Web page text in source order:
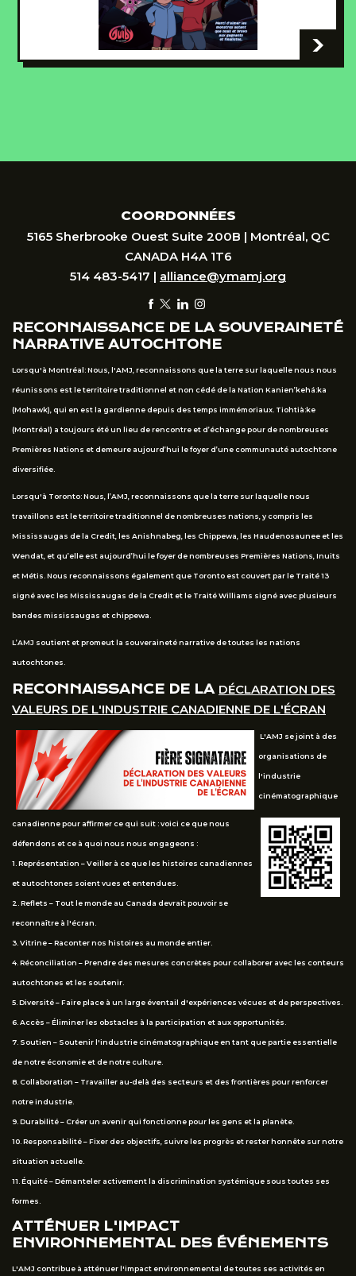
-
COORDONNÉES
5165 Sherbrooke Ouest Suite 200B | Montréal, QC
CANADA H4A 1T6
514 483-5417 | alliance@ymamj.org
RECONNAISSANCE DE LA SOUVERAINETÉ
NARRATIVE AUTOCHTONE
Lorsqu'à Montréal: Nous, l'AMJ, reconnaissons que la terre sur laquelle nous nous
réunissons est le territoire traditionnel et non cédé de la Nation Kanien’kehá:ka
(Mohawk), qui en est la gardienne depuis des temps immémoriaux. Tiohtià:ke
(Montréal) a toujours été un lieu de rencontre et d’échange pour de nombreuses
Premières Nations et demeure aujourd’hui le foyer d’une communauté autochtone
diversifiée.
Lorsqu'à Toronto: Nous, l’AMJ, reconnaissons que la terre sur laquelle nous
travaillons est le territoire traditionnel de nombreuses nations, y compris les
Mississaugas de la Credit, les Anishnabeg, les Chippewa, les Haudenosaunee et les
Wendat, et qu’elle est aujourd’hui le foyer de nombreuses Premières Nations, Inuits
et Métis. Nous reconnaissons également que Toronto est couvert par le Traité 13
signé avec les Mississaugas de la Credit et le Traité Williams signé avec plusieurs
bandes mississaugas et chippewa.
L’AMJ soutient et promeut la souveraineté narrative de toutes les nations
autochtones.
RECONNAISSANCE DE LA DÉCLARATION DES
VALEURS DE L'INDUSTRIE CANADIENNE DE L'ÉCRAN
L'AMJ se joint à des
organisations de
l'industrie
cinématographique
canadienne pour affirmer ce qui suit : voici ce que nous
défendons et ce à quoi nous nous engageons :
1. Représentation – Veiller à ce que les histoires canadiennes
et autochtones soient vues et entendues.
2. Reflets – Tout le monde au Canada devrait pouvoir se
reconnaître à l'écran.
3. Vitrine – Raconter nos histoires au monde entier.
4. Réconciliation – Prendre des mesures concrètes pour collaborer avec les conteurs
autochtones et les soutenir.
5. Diversité – Faire place à un large éventail d'expériences vécues et de perspectives.
6. Accès – Éliminer les obstacles à la participation et aux opportunités.
7. Soutien – Soutenir l'industrie cinématographique en tant que partie essentielle
de notre économie et de notre culture.
8. Collaboration – Travailler au-delà des secteurs et des frontières pour renforcer
notre industrie.
9. Durabilité – Créer un avenir qui fonctionne pour les gens et la planète.
10. Responsabilité – Fixer des objectifs, suivre les progrès et rester honnête sur notre
situation actuelle.
11. Équité – Démanteler activement la discrimination systémique sous toutes ses
formes.
ATTÉNUER L'IMPACT
ENVIRONNEMENTAL DES ÉVÉNEMENTS
L'AMJ contribue à atténuer l'impact environnemental de toutes ses activités en